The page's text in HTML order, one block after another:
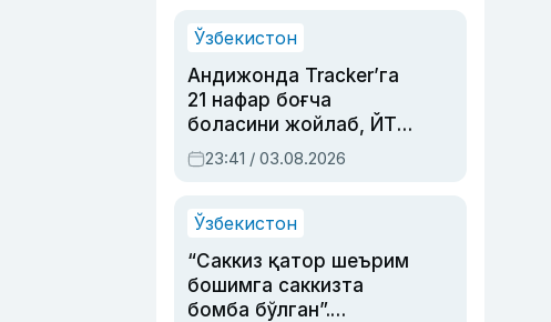
Ўзбекистон
Андижонда Tracker’га
21 нафар боғча
боласини жойлаб, ЙТҲ
содир этган аёлга суд
ҳукми ўқилди
23:41 / 03.08.2026
Ўзбекистон
“Саккиз қатор шеърим
бошимга саккизта
бомба бўлган”.